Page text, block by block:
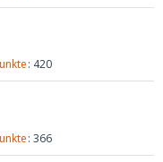
420
366